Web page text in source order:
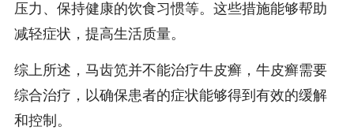
压力、保持健康的饮食习惯等。这些措施能够帮助
减轻症状，提高生活质量。
综上所述，马齿笕并不能治疗牛皮癣，牛皮癣需要
综合治疗，以确保患者的症状能够得到有效的缓解
和控制。